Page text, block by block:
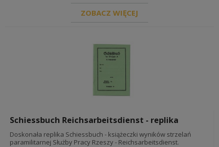
ZOBACZ WIĘCEJ
Schiessbuch Reichsarbeitsdienst - replika
Doskonała replika Schiessbuch - książeczki wyników strzelań
paramilitarnej Służby Pracy Rzeszy - Reichsarbeitsdienst.